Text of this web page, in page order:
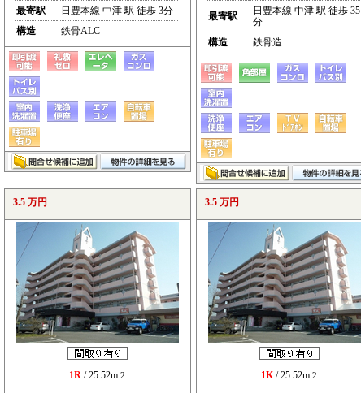
最寄駅
日豊本線 中津 駅 徒歩 3分
構造
鉄骨ALC
最寄駅
日豊本線 中津 駅 徒歩 35
分
構造
鉄骨造
3.5 万円
1R / 25.52m 2
3.5 万円
1K/ 25.52m 2